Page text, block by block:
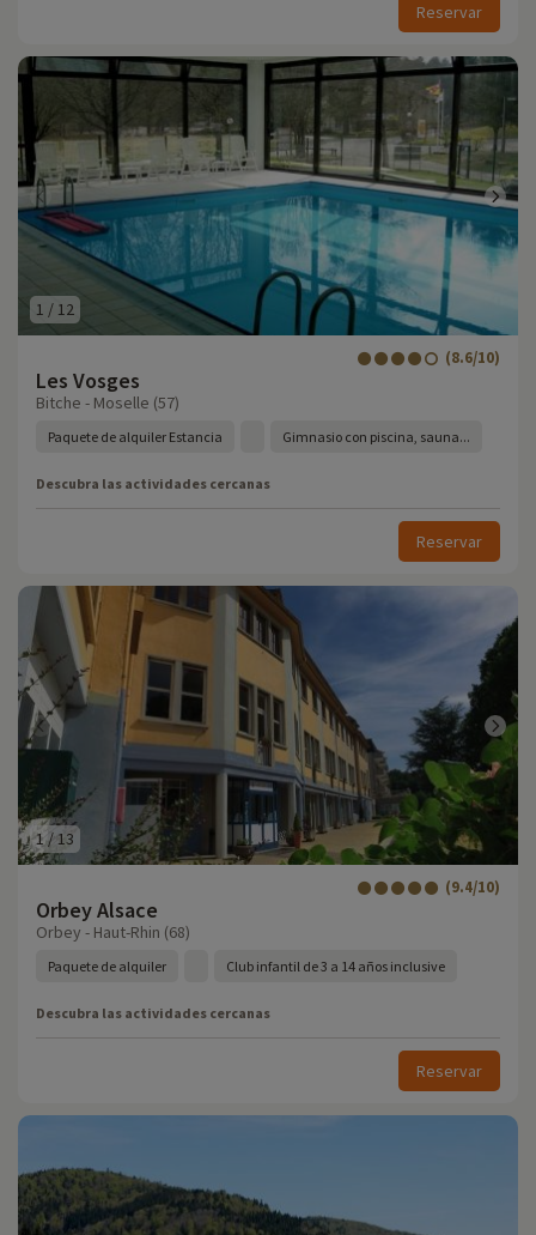
Reservar
1 / 12
Les Vosges
(8.6/10)
Bitche - Moselle (57)
Paquete de alquiler Estancia Gimnasio con piscina, sauna...
Descubra las actividades cercanas
Reservar
1/13
Orbey Alsace
(9.4/10)
Orbey - Haut-Rhin (68)
Paquete de alquiler Club infantil de 3 a 14 años inclusive
Descubra las actividades cercanas
Reservar